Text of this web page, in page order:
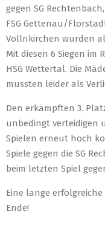
gegen SG
FSG Gettenau/
Vollnkirchen wurden
Mit diesen 6 Siegen im
HSG Wettertal. Die
mussten leider als
Den erkämpften 3.
unbedingt verteidigen
Spielen erneut hoch
Spiele gegen die SG
beim letzten Spiel
Eine lange
Ende!